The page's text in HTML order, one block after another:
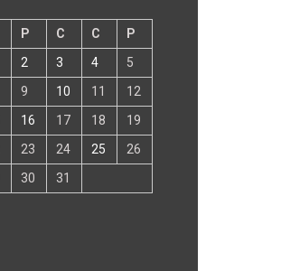
P C C
P
2 3 4
5
9 10 11
12
16 17 18
19
23 24 25
26
30 31